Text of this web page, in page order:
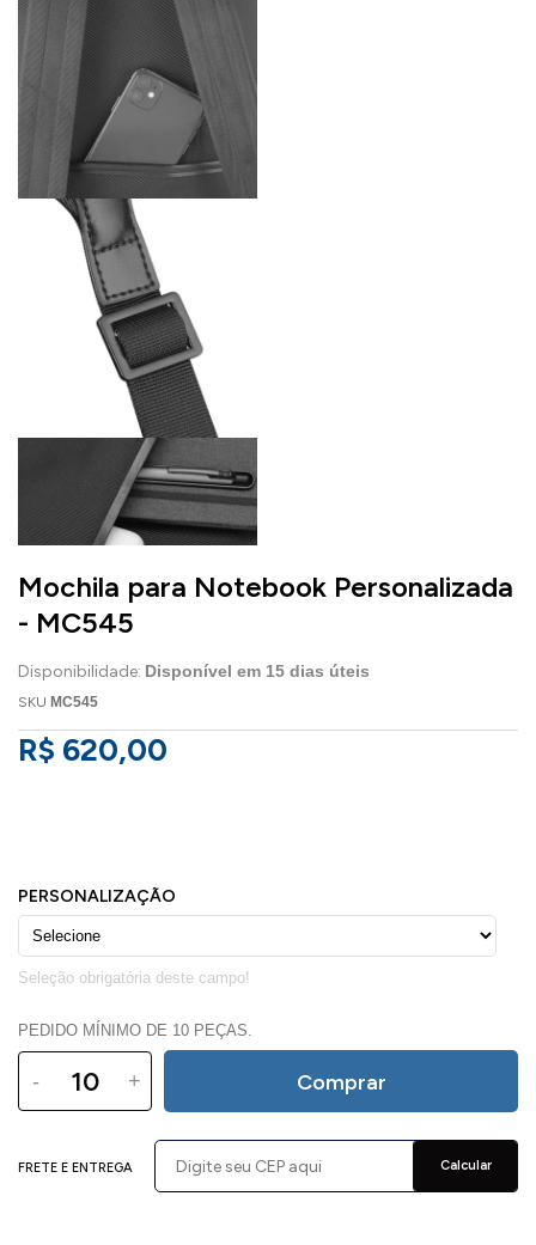
Mochila para Notebook Personalizada
- MC545
Disponibilidade: Disponível em 15 dias úteis
SKU MC545
R$ 620,00
PEDIDO MÍNIMO DE 10 PEÇAS.
- + Comprar
FRETE E ENTREGA Calcular